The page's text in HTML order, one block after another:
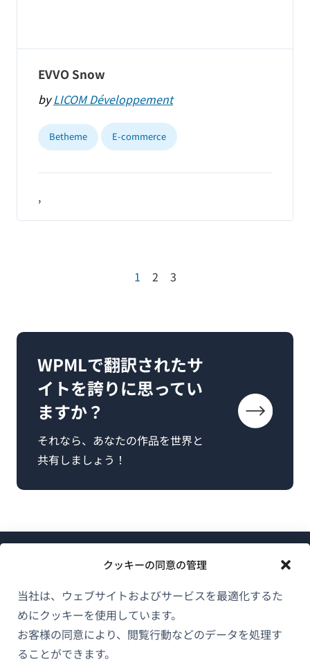
クッキーの同意の管理
当社は、ウェブサイトおよびサービスを最適化するた
めにクッキーを使用しています。
お客様の同意により、閲覧行動などのデータを処理す
ることができます。
EVVO Snow
byLICOM Développement
Betheme E-commerce
,
1 2 3
WPMLで翻訳されたサ
イトを誇りに思ってい
ますか？
それなら、あなたの作品を世界と
共有しましょう！
WPMLについて
GDPRおよびプライバシーポリシー